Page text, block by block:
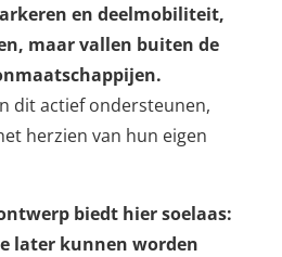
en deelmobiliteit,
maar vallen buiten de
dit actief ondersteunen,
herzien van hun eigen
biedt hier soelaas:
later kunnen worden